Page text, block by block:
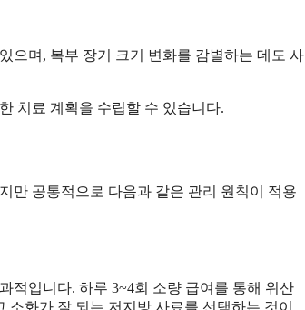
으며, 복부 장기 크기 변화를 감별하는 데도 사
치료 계획을 수립할 수 있습니다.
만 공통적으로 다음과 같은 관리 원칙이 적용
적입니다. 하루 3~4회 소량 급여를 통해 위산
화가 잘 되는 저지방 사료를 선택하는 것이